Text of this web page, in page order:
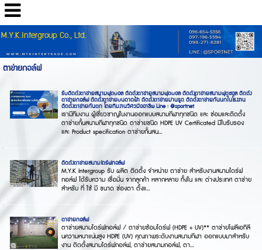
M.Y.K.Intergroup Co., Ltd.
ตาข่ายกอล์ฟ
รับติดตั้งตาข่ายสนามฟุตบอล ติดตั้งตาข่ายสนามฟุตบอล ติดตั้งตาข่ายสนามฟุตซอล ติดตั้ง
ตาข่ายกอล์ฟ ติดตั้งตาข่ายบนดาดฟ้า ติดตั้งตาข่ายม่านรูด ติดตั้งตาข่ายกันนกในโรงงาน
ติดตั้งตาข่ายกันตก โดยทีมงานวิศวมืออาชีพ Line : @sportnet
เรามีทีมงาน ผู้เชี่ยวชาญในงานออกแบบสนามกีฬาทุกชนิด และ ซ่อมและติดตั้ง
ตาข่ายกั้นสนามกีฬาทุกชนิด ตาข่ายชนิด HDPE UV Certificated มีใบรับรอง
และ Product specification ตาข่ายกั้นสน...
ติดตั้งตาข่ายสนามไดร์ฟกอล์ฟ
M.Y.K Intergroup รับ ผลิต ติดตั้ง จำหน่าย ตาข่าย สำหรับงานสนามไดร์ฟ
กอล์ฟ ได้รับความ เชื่อมั่น จากลูกค้า หลากหลาย ทั้งใน และ ต่างประเทศ ตาข่าย
สำหรับ ที่ ใช้ มี ขนาด ช่องตา ตั้งแ...
ตาข่ายกอล์ฟ
ตาข่ายสนามไดร์ฟกอล์ฟ / ตาข่ายซ้อมไดร์ฟ (HDPE + UV)** ตาข่ายโพลีเอทิลี
นความหนาแน่นสูง HDPE (UV) คุณภาพระดับงานสนามกีฬา ออกแบบมาสำหรับ
งาน ติดตั้งสนามไดร์ฟกอล์ฟ, ตาข่ายสนามกอล์ฟ, ตา...